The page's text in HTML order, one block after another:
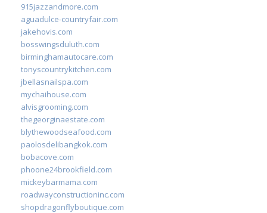
915jazzandmore.com
aguadulce-countryfair.com
jakehovis.com
bosswingsduluth.com
birminghamautocare.com
tonyscountrykitchen.com
jbellasnailspa.com
mychaihouse.com
alvisgrooming.com
thegeorginaestate.com
blythewoodseafood.com
paolosdelibangkok.com
bobacove.com
phoone24brookfield.com
mickeybarmama.com
roadwayconstructioninc.com
shopdragonflyboutique.com